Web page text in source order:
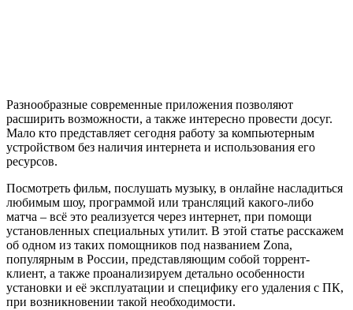
Разнообразные современные приложения позволяют
расширить возможности, а также интересно провести досуг.
Мало кто представляет сегодня работу за компьютерным
устройством без наличия интернета и использования его
ресурсов.
Посмотреть фильм, послушать музыку, в онлайне насладиться
любимым шоу, программой или трансляций какого-либо
матча – всё это реализуется через интернет, при помощи
установленных специальных утилит. В этой статье расскажем
об одном из таких помощников под названием Zona,
популярным в России, представляющим собой торрент-
клиент, а также проанализируем детально особенности
установки и её эксплуатации и специфику его удаления с ПК,
при возникновении такой необходимости.